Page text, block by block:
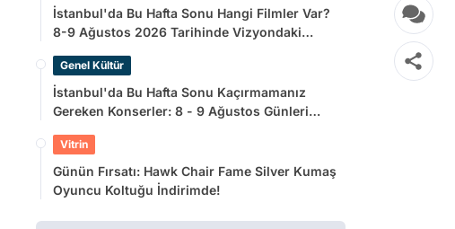
İstanbul'da Bu Hafta Sonu Hangi Filmler Var?
8-9 Ağustos 2026 Tarihinde Vizyondaki
Genel Kültür
İstanbul'da Bu Hafta Sonu Kaçırmamanız
Gereken Konserler: 8 - 9 Ağustos Günleri
Vitrin
Günün Fırsatı: Hawk Chair Fame Silver Kumaş
Oyuncu Koltuğu İndirimde!